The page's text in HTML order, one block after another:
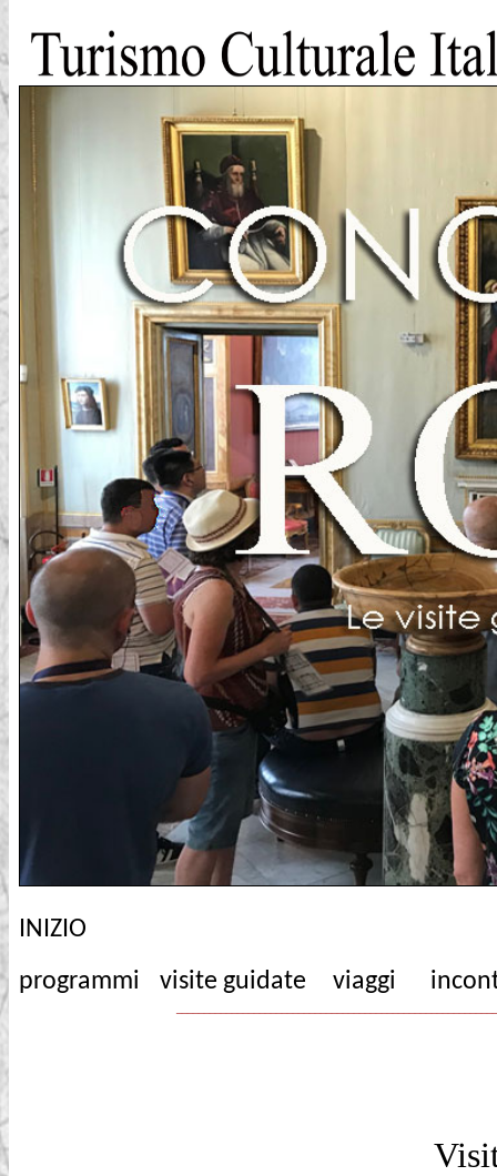
INIZIO
programmi
visite guidate viaggi